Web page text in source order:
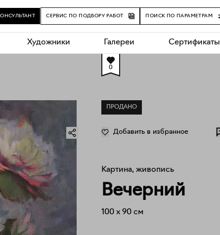
СЕРВИС ПО ПОДБОРУ РАБОТ ПОИСК ПО ПАРАМЕТРАМ
Художники Галереи Сертификаты
ПРОДАНО
0
Добавить в избранное
Картина, живопись
Вечерний
100 x 90 см